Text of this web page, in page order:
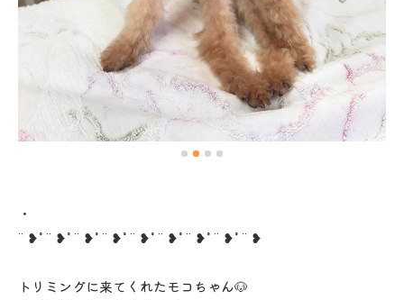
・
¨ ❥˚ ¨ ❥˚ ¨ ❥˚ ¨ ❥˚ ¨ ❥˚ ¨ ❥˚ ¨ ❥˚ ¨ ❥˚ ¨ ❥
トリミングに来てくれたモコちゃん🐶